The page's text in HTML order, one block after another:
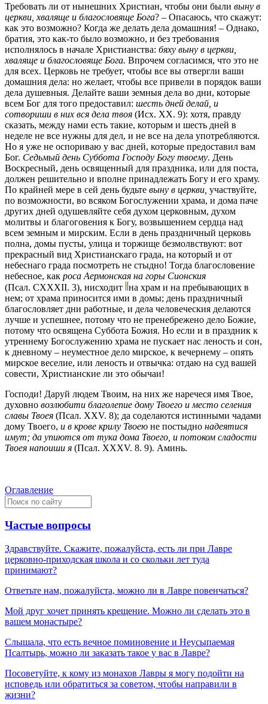
Требовать ли от нынешних Христиан, чтобы они были выну в
церкви, хваляще и благословяще Бога? – Опасаюсь, что скажут:
как это возможно? Когда же делать дела домашния! – Однако,
братия, это как-то было возможно, и без требования
исполнялось в начале Христианства: бяху выну в церкви,
хваляще и благословяще Бога. Впрочем согласимся, что это не
для всех. Церковь не требует, чтобы все вы отвергли ваши
домашния дела: но желает, чтобы все привели в порядок ваши
дела душевныя. Делайте ваши земныя дела во дни, которые
всем Бог для того предоставил: шесть дней делай, и
сотвориши в них вся дела твоя (Исх. XX. 9): хотя, правду
сказать, между нами есть такие, которым и шесть дней в
неделе не все нужны для дел, и не все на дела употребляются.
Но я уже не оспориваю у вас дней, которые предоставил вам
Бог. Седьмый день Суббота Господу Богу твоему. День
Воскресный, день освященный для праздника, или для поста,
должен решительно и вполне принадлежать Богу и его храму.
По крайней мере в сей день будьте выну в церкви, участвуйте,
по возможности, во всяком Богослужении храма, и дома паче
других дней одушевляйте себя духом церковным, духом
молитвы и благоговения к Богу, возвышением сердца над
всем земным и мирским. Если в день праздничный церковь
полна, домы пусты, улица и торжище безмолвствуют: вот
прекрасный вид Христианскаго града, на который и от
небеснаго града посмотреть не стыдно! Тогда благословение
небесное, как роса Аермонская на горы Сионския
(Псал. CXXXII. 3), нисходит на храм и на пребывающих в
нем; от храма приносится ими в домы; день праздничный
благословляет дни работные, и дела человеческия делаются
лучше и успешнее, потому что не пренебрежено дело Божие,
потому что освящена Суббота Божия. Но если и в праздник к
утреннему Богослужению храма не пускает нас леность и сон,
к дневному – неуместное дело мирское, к вечернему – опять
мирское веселие, или леность и отвычка: отдаю на суд вашей
совести, Христианские ли это обычаи!
Господи! Даруй людем Твоим, на них же наречеся имя Твое,
духовно возлюбити благолепие дому Твоего и место селения
славы Твоея (Псал. XXV. 8); да соделаются истинными чадами
дому Твоего, и в крове крилу Твоею не постыдно надеятися
имут; да упиются от тука дома Твоего, и потоком сладости
Твоея напоиши я (Псал. XXXV. 8. 9). Аминь.
Оглавление
Частые вопросы
Здравствуйте. Скажите, пожалуйста, есть ли при Лавре
церковно-приходская школа и со скольки лет туда
принимают?
Ответьте нам, пожалуйста, можно ли в Лавре повенчаться?
Мой друг хочет принять крещение. Можно ли сделать это в
вашем монастыре?
Слышала, что есть вечное поминовение и Неусыпаемая
Псалтырь, можно ли заказать такое у вас в Лавре?
Посоветуйте, к кому из монахов Лавры я могу подойти на
исповедь или обратиться за советом, чтобы направили в
жизни?